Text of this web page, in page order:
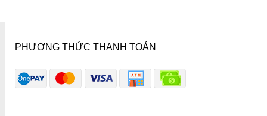
PHƯƠNG THỨC THANH TOÁN